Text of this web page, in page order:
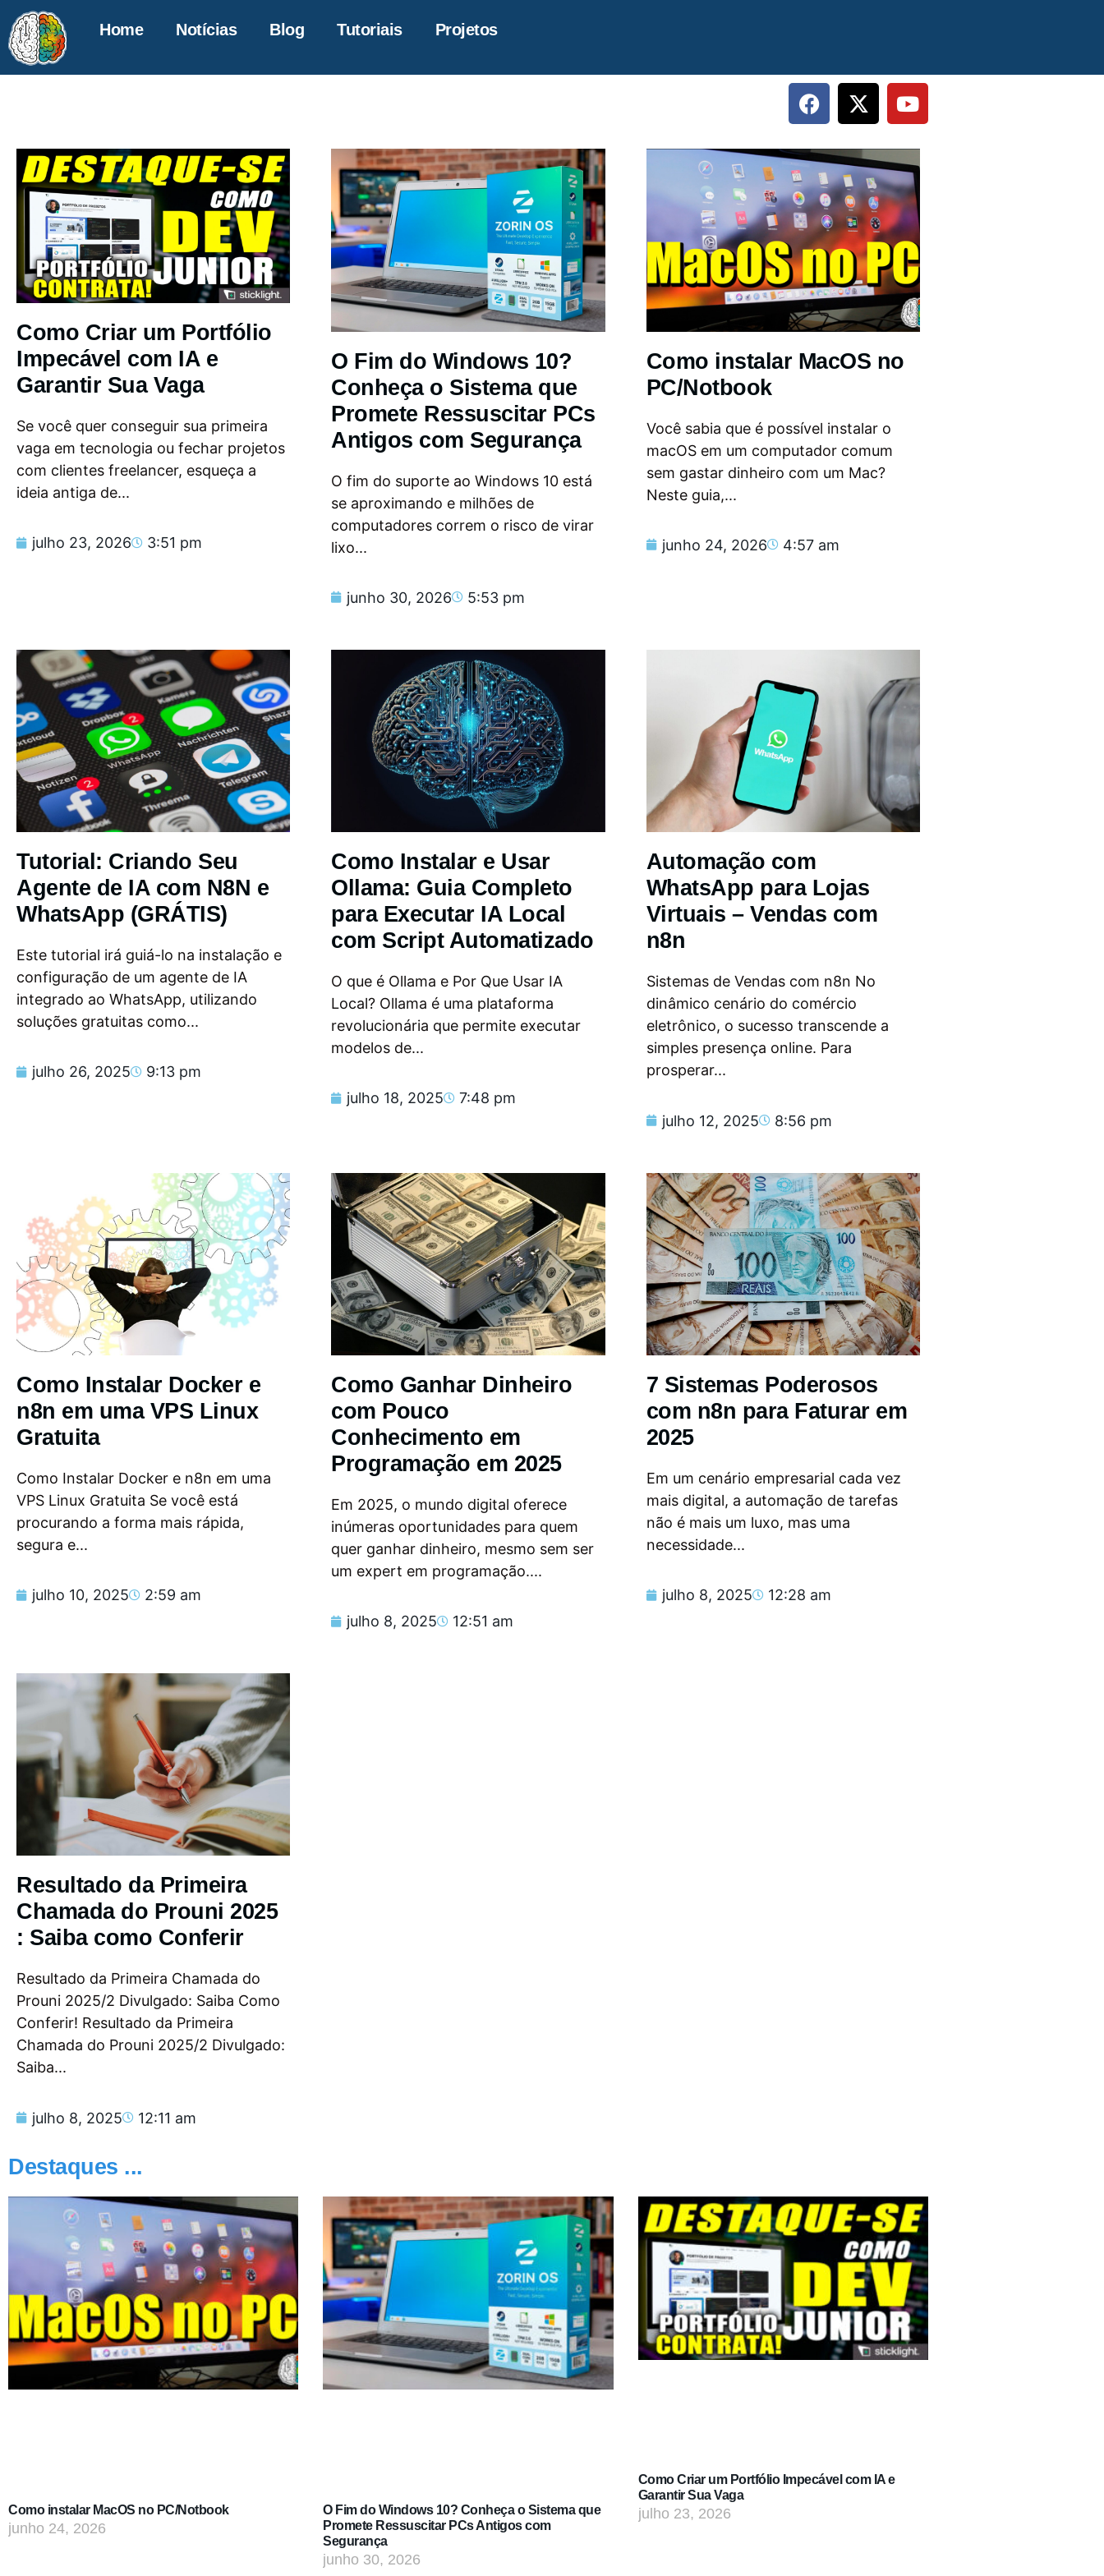
Home Notícias Blog Tutoriais Projetos
Como Criar um Portfólio
Impecável com IA e
Garantir Sua Vaga
Se você quer conseguir sua primeira
vaga em tecnologia ou fechar projetos
com clientes freelancer, esqueça a
ideia antiga de...
julho 23, 2026 3:51 pm
O Fim do Windows 10?
Conheça o Sistema que
Promete Ressuscitar PCs
Antigos com Segurança
O fim do suporte ao Windows 10 está
se aproximando e milhões de
computadores correm o risco de virar
lixo...
junho 30, 2026 5:53 pm
Como instalar MacOS no
PC/Notbook
Você sabia que é possível instalar o
macOS em um computador comum
sem gastar dinheiro com um Mac?
Neste guia,...
junho 24, 2026 4:57 am
Tutorial: Criando Seu
Agente de IA com N8N e
WhatsApp (GRÁTIS)
Este tutorial irá guiá-lo na instalação e
configuração de um agente de IA
integrado ao WhatsApp, utilizando
soluções gratuitas como...
julho 26, 2025 9:13 pm
Como Instalar e Usar
Ollama: Guia Completo
para Executar IA Local
com Script Automatizado
O que é Ollama e Por Que Usar IA
Local? Ollama é uma plataforma
revolucionária que permite executar
modelos de...
julho 18, 2025 7:48 pm
Automação com
WhatsApp para Lojas
Virtuais – Vendas com
n8n
Sistemas de Vendas com n8n No
dinâmico cenário do comércio
eletrônico, o sucesso transcende a
simples presença online. Para
prosperar...
julho 12, 2025 8:56 pm
Como Instalar Docker e
n8n em uma VPS Linux
Gratuita
Como Instalar Docker e n8n em uma
VPS Linux Gratuita Se você está
procurando a forma mais rápida,
segura e...
julho 10, 2025 2:59 am
Como Ganhar Dinheiro
com Pouco
Conhecimento em
Programação em 2025
Em 2025, o mundo digital oferece
inúmeras oportunidades para quem
quer ganhar dinheiro, mesmo sem ser
um expert em programação....
julho 8, 2025 12:51 am
7 Sistemas Poderosos
com n8n para Faturar em
2025
Em um cenário empresarial cada vez
mais digital, a automação de tarefas
não é mais um luxo, mas uma
necessidade...
julho 8, 2025 12:28 am
Resultado da Primeira
Chamada do Prouni 2025
: Saiba como Conferir
Resultado da Primeira Chamada do
Prouni 2025/2 Divulgado: Saiba Como
Conferir! Resultado da Primeira
Chamada do Prouni 2025/2 Divulgado:
Saiba...
julho 8, 2025 12:11 am
Destaques ...
Como instalar MacOS no PC/Notbook
junho 24, 2026
O Fim do Windows 10? Conheça o Sistema que
Promete Ressuscitar PCs Antigos com
Segurança
junho 30, 2026
Como Criar um Portfólio Impecável com IA e
Garantir Sua Vaga
julho 23, 2026